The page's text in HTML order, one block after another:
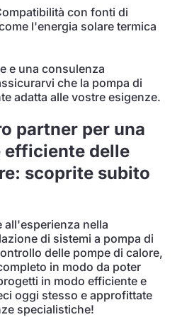
con fonti di
l'energia solare termica
e una consulenza
che la pompa di
adatta alle vostre esigenze.
partner per una
delle
scoprite subito
all'esperienza nella
di sistemi a pompa di
delle pompe di calore,
in modo da poter
in modo efficiente e
oggi stesso e approfittate
specialistiche!